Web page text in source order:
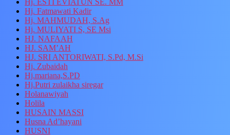
Hj. ESTI EVIATUN SE. MM
Hj. Fatmawati Kadir
Hj. MAHMUDAH, S.Ag
Hj. MULIYATI S, SE Msi
HJ. NAFAAH
HJ. SAM’AH
HJ. SRI ANTORIWATI, S.Pd, M.Si
Hj. Zubaidah
Hj.mariana,S.PD
Hj.Putri zulaikha siregar
Holanawiyah
Holila
HUSAIN MASSI
Husna Ad’hayani
HUSNI